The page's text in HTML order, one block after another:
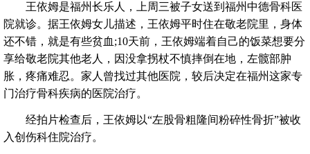
王依姆是福州长乐人，上周三被子女送到福州中德骨科医
院就诊。据王依姆女儿描述，王依姆平时住在敬老院里，身体
还不错，就是有些贫血;10天前，王依姆端着自己的饭菜想要分
享给敬老院其他老人，因没拿拐杖不慎摔倒在地，左髋部肿
胀，疼痛难忍。家人曾找过其他医院，较后决定在福州这家专
门治疗骨科疾病的医院治疗。
经拍片检查后，王依姆以“左股骨粗隆间粉碎性骨折”被收
入创伤科住院治疗。